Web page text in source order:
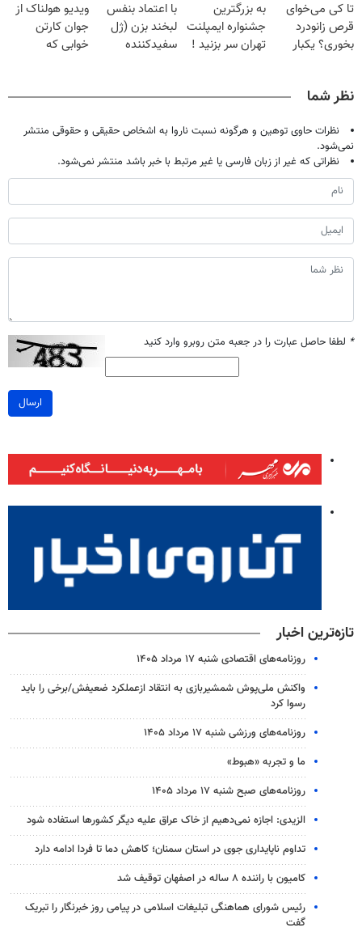
میلیون تومان!!!
خانگی
صحبت کنید)
تا کی می‌خوای
قرص زانودرد
بخوری؟ یکبار
به بزرگترین
جشنواره ایمپلنت
تهران سر بزنید !
با اعتماد بنفس
لبخند بزن (ژل
سفیدکننده
ویدیو هولناک از
جوان کارتن
خوابی که
نظر شما
نظرات حاوی توهین و هرگونه نسبت ناروا به اشخاص حقیقی و حقوقی منتشر
نمی‌شود.
نظراتی که غیر از زبان فارسی یا غیر مرتبط با خبر باشد منتشر نمی‌شود.
* لطفا حاصل عبارت را در جعبه متن روبرو وارد کنید
ارسال
تازه‌ترین اخبار
روزنامه‌های اقتصادی شنبه ۱۷ مرداد ۱۴۰۵
واکنش ملی‌پوش شمشیربازی به انتقاد ازعملکرد ضعیفش/برخی را باید
رسوا کرد
روزنامه‌های ورزشی شنبه ۱۷ مرداد ۱۴۰۵
ما و تجربه «هبوط»
روزنامه‌های صبح شنبه ۱۷ مرداد ۱۴۰۵
الزیدی: اجازه نمی‌دهیم از خاک عراق علیه دیگر کشورها استفاده شود
تداوم ناپایداری جوی در استان سمنان؛ کاهش دما تا فردا ادامه دارد
کامیون با راننده ۸ ساله در اصفهان توقیف شد
رئیس شورای هماهنگی تبلیغات اسلامی در پیامی روز خبرنگار را تبریک
گفت